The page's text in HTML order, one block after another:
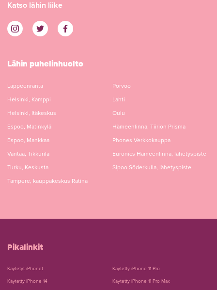
Katso lähin liike
Lähin puhelinhuolto
Lappeenranta
Helsinki, Kamppi
Helsinki, Itäkeskus
Espoo, Matinkylä
Espoo, Mankkaa
Vantaa, Tikkurila
Turku, Keskusta
Tampere, kauppakeskus Ratina
Porvoo
Lahti
Oulu
Hämeenlinna, Tiiriön Prisma
Phones Verkkokauppa
Euronics Hämeenlinna, lähetyspiste
Sipoo Söderkulla, lähetyspiste
Pikalinkit
Käytetyt iPhonet
Käytetty iPhone 14
Käytetty iPhone 11 Pro
Käytetty iPhone 11 Pro Max